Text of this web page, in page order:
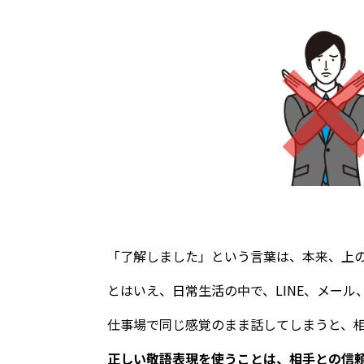
「了解しました」という言葉は、本来、
とはいえ、日常生活の中で、LINE、メール
仕事場で同じ感覚のまま話してしまうと、
正しい敬語表現を使うことは、相手との信